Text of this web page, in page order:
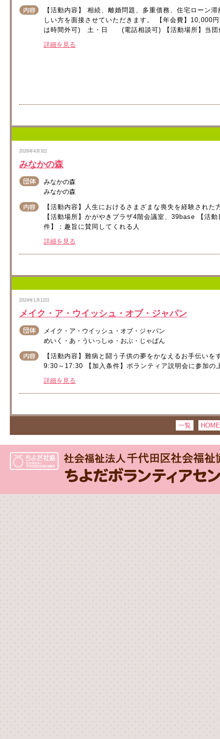
【活動内容】 相続、離婚問題、多重債務、住宅ローン
しい方を面接させていただきます。 【年会費】
は時間外可) 土・日 (電話相談可) 【活動場所】当団
詳細を見る
2026年4月3日
みなかの森
みなかの森
みなかの森
【活動内容】人生におけるさまざまな喪失を経験され
【活動場所】かがやきプラザ4階会議室、39base 【活
件】：趣旨に賛同してくれる人
詳細を見る
2024年1月12日
メイク・ア・ウイッシュ・オブ・ジャパン
メイク・ア・ウイッシュ・オブ・ジャパン
めいく・あ・ういっしゅ・おぶ・じゃぱん
【活動内容】難病と闘う子供の夢をかなえるお手伝い
9:30～17:30 【加入条件】ボランティア説明会に参加の
詳細を見る
一覧 HOME